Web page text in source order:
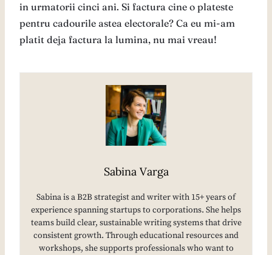
in urmatorii cinci ani. Si factura cine o plateste
pentru cadourile astea electorale? Ca eu mi-am
platit deja factura la lumina, nu mai vreau!
Sabina Varga
Sabina is a B2B strategist and writer with 15+ years of
experience spanning startups to corporations. She helps
teams build clear, sustainable writing systems that drive
consistent growth. Through educational resources and
workshops, she supports professionals who want to